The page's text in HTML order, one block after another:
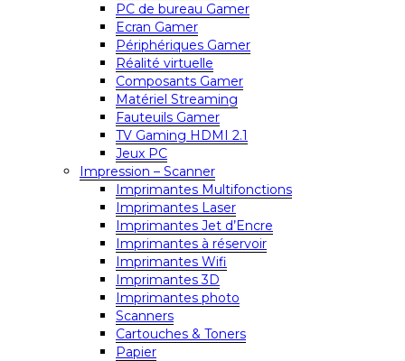
PC de bureau Gamer
Ecran Gamer
Périphériques Gamer
Réalité virtuelle
Composants Gamer
Matériel Streaming
Fauteuils Gamer
TV Gaming HDMI 2.1
Jeux PC
Impression – Scanner
Imprimantes Multifonctions
Imprimantes Laser
Imprimantes Jet d’Encre
Imprimantes à réservoir
Imprimantes Wifi
Imprimantes 3D
Imprimantes photo
Scanners
Cartouches & Toners
Papier